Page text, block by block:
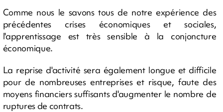
Comme nous le savons tous de notre expérience des
précédentes crises économiques et sociales,
l'apprentissage est très sensible à la conjoncture
économique.
La reprise d'activité sera également longue et difficile
pour de nombreuses entreprises et risque, faute des
moyens financiers suffisants d'augmenter le nombre de
ruptures de contrats.